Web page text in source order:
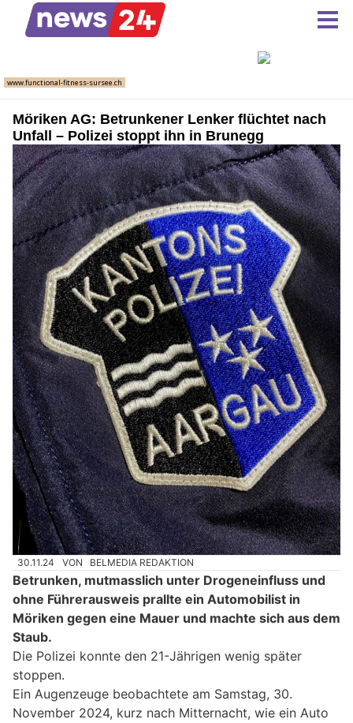
Möriken AG: Betrunkener Lenker flüchtet nach
Unfall – Polizei stoppt ihn in Brunegg
30.11.24 VON BELMEDIA REDAKTION
Betrunken, mutmasslich unter Drogeneinfluss und
ohne Führerausweis prallte ein Automobilist in
Möriken gegen eine Mauer und machte sich aus dem
Staub.
Die Polizei konnte den 21-Jährigen wenig später
stoppen.
Ein Augenzeuge beobachtete am Samstag, 30.
November 2024, kurz nach Mitternacht, wie ein Auto